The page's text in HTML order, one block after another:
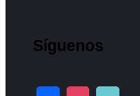
Síguenos